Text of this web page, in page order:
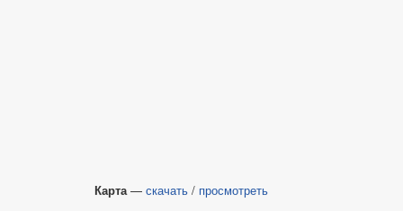
Карта — скачать / просмотреть